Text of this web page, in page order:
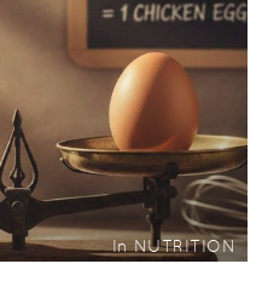
In NUTRITION